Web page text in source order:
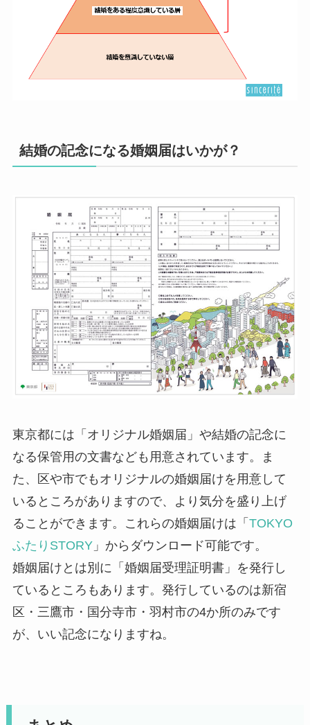
結婚の記念になる婚姻届はいかが？
東京都には「オリジナル婚姻届」や結婚の記念に
なる保管用の文書なども用意されています。ま
た、区や市でもオリジナルの婚姻届けを用意して
いるところがありますので、より気分を盛り上げ
ることができます。これらの婚姻届けは「 TOKYO
ふたりSTORY」からダウンロード可能です。
婚姻届けとは別に「婚姻届受理証明書」を発行し
ているところもあります。発行しているのは新宿
区・三鷹市・国分寺市・羽村市の4か所のみです
が、いい記念になりますね。